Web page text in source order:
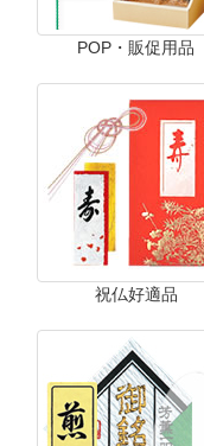
POP・販促用品
祝仏好適品